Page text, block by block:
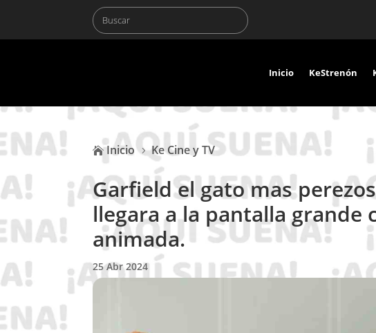
Inicio KeStrenón
 Inicio 5 Ke Cine y TV
Garfield el gato mas
llegara a la pantalla grande
animada.
25 Abr 2024